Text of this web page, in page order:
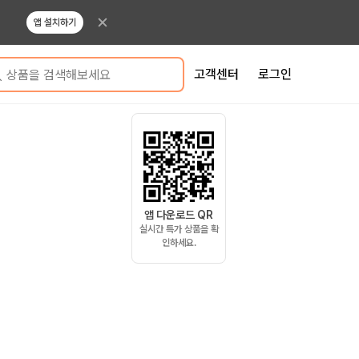
앱 설치하기
상품을 검색해보세요 고객센터 로그인
앱 다운로드 QR
실시간 특가 상품을 확
인하세요.